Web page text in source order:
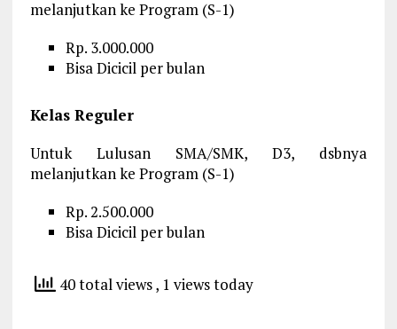
melanjutkan ke Program (S-1)
Rp. 3.000.000
Bisa Dicicil per bulan
Kelas Reguler
Untuk Lulusan SMA/SMK, D3, dsbnya
melanjutkan ke Program (S-1)
Rp. 2.500.000
Bisa Dicicil per bulan
40 total views, 1 views today